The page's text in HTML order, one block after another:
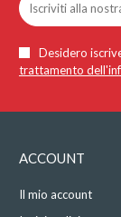
Desidero
trattamento
ACCOUNT
Il mio account